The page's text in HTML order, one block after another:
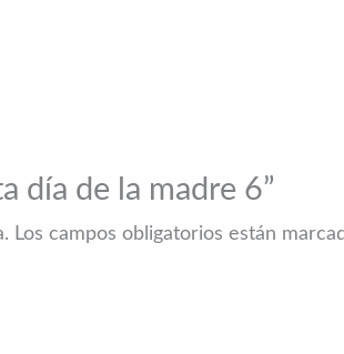
día de la madre 6”
Los campos obligatorios están